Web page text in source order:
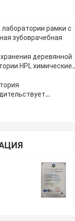
рамки c
зубоврачебная
деревянной
HPL химические